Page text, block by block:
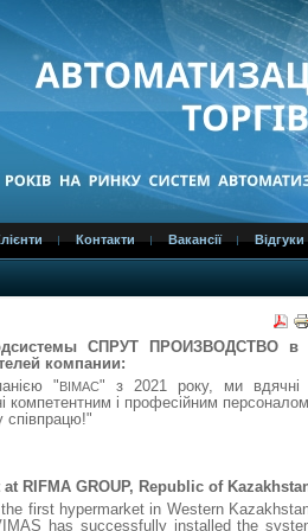
Контакти Вакансії Відгуки
СПPУТ ПРОИЗВОДСТВО
компании:
"ВIМАС" з 2021 року, ми вдячні
компетентним і професійним
співпрацю!"
RIFMA GROUP, Republic of
first hypermarket in Western
has successfully installed the